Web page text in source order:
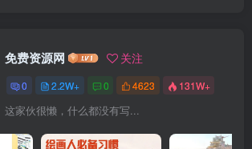
免费资源网 关注
0 2.2W+ 0 4623 131W+
这家伙很懒，什么都没有写...